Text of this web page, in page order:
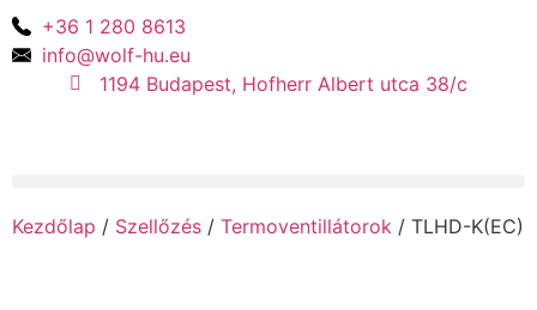
+36 1 280 8613
info@wolf-hu.eu
1194 Budapest, Hofherr Albert utca 38/c
Kezdőlap / Szellőzés / Termoventillátorok / TLHD-K(EC)